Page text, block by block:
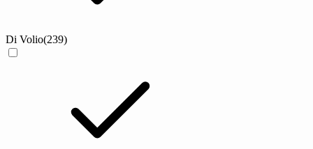
Di Volio(239)